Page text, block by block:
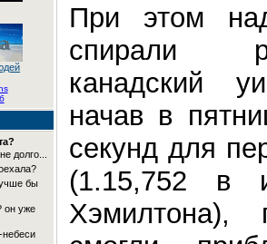
долго...
бы
он уже
небеси
При этом
спирали
канадский
начав в
секунд для
(1.15,752 в